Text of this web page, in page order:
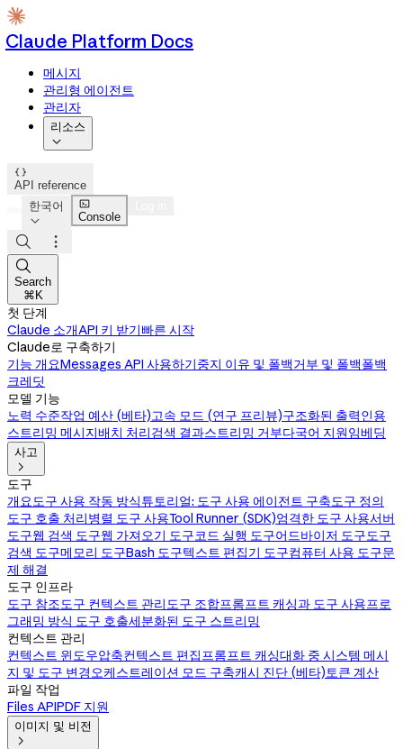
Claude Platform Docs
메시지
관리형 에이전트
관리자
리소스


API reference
한국어


Console



Search
⌘K
첫 단계
Claude 소개API 키 받기빠른 시작
Claude로 구축하기
기능 개요Messages API 사용하기중지 이유 및 폴백거부 및 폴백폴백
크레딧
모델 기능
노력 수준작업 예산 (베타)고속 모드 (연구 프리뷰)구조화된 출력인용
스트리밍 메시지배치 처리검색 결과스트리밍 거부다국어 지원임베딩
사고

도구
개요도구 사용 작동 방식튜토리얼: 도구 사용 에이전트 구축도구 정의
도구 호출 처리병렬 도구 사용Tool Runner (SDK)엄격한 도구 사용서버
도구웹 검색 도구웹 가져오기 도구코드 실행 도구어드바이저 도구도구
검색 도구메모리 도구Bash 도구텍스트 편집기 도구컴퓨터 사용 도구문
제 해결
도구 인프라
도구 참조도구 컨텍스트 관리도구 조합프롬프트 캐싱과 도구 사용프로
그래밍 방식 도구 호출세분화된 도구 스트리밍
컨텍스트 관리
컨텍스트 윈도우압축컨텍스트 편집프롬프트 캐싱대화 중 시스템 메시
지 및 도구 변경오케스트레이션 모드 구축캐시 진단 (베타)토큰 계산
파일 작업
Files APIPDF 지원
이미지 및 비전
